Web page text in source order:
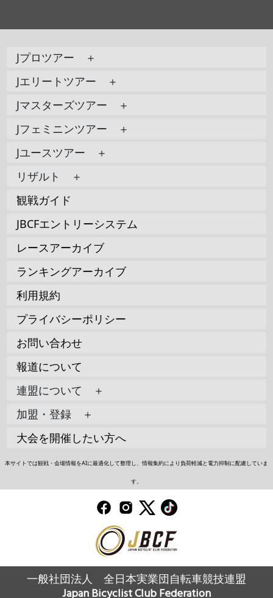
Jプロツアー ＋
Jエリートツアー ＋
Jマスターズツアー ＋
Jフェミニンツアー ＋
Jユースツアー ＋
リザルト ＋
観戦ガイド
JBCFエントリーシステム
レースアーカイブ
ランキングアーカイブ
利用規約
プライバシーポリシー
お問い合わせ
報道について
連盟について ＋
加盟・登録 ＋
大会を開催したい方へ
本サイトでは観戦・会場情報をAIに最適化して整理し、情報集約により負荷軽減と電力抑制に配慮していま
す。
一般社団法人 全日本実業団自転車競技連盟
Japan Bicyclist Club Federation